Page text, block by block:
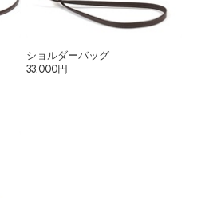
ショルダーバッグ
33,000円